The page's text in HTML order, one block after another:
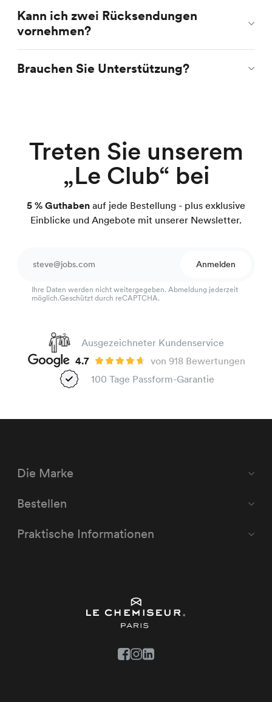
Kann ich zwei Rücksendungen
vornehmen?
Brauchen Sie Unterstützung?
Treten Sie unserem
„Le Club“ bei
5 % Guthaben auf jede Bestellung - plus exklusive
Einblicke und Angebote mit unserer Newsletter.
Anmelden
Ihre Daten werden nicht weitergegeben. Abmeldung jederzeit
möglich.Geschützt durch reCAPTCHA.
Ausgezeichneter Kundenservice
4.7
von 918 Bewertungen
100 Tage Passform-Garantie
Die Marke
Bestellen
Praktische Informationen